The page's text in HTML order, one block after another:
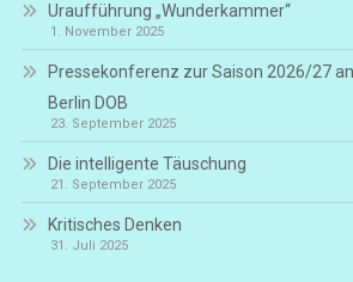
Uraufführung „Wunderkammer“
1. November 2025
Pressekonferenz zur Saison 2026/27
Berlin DOB
23. September 2025
Die intelligente Täuschung
21. September 2025
Kritisches Denken
31. Juli 2025